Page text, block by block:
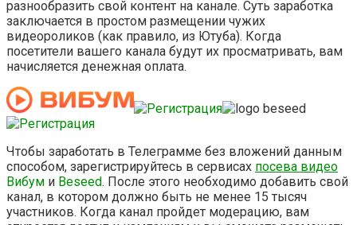
разнообразить свой контент на канале. Суть заработка
заключается в простом размещении чужих
видеороликов (как правило, из Ютуба). Когда
посетители вашего канала будут их просматривать, вам
начисляется денежная оплата.
Чтобы заработать в Телеграмме без вложений данным
способом, зарегистрируйтесь в сервисах посева видео
Вибум и Beseed. После этого необходимо добавить свой
канал, в котором должно быть не менее 15 тысяч
участников. Когда канал пройдет модерацию, вам